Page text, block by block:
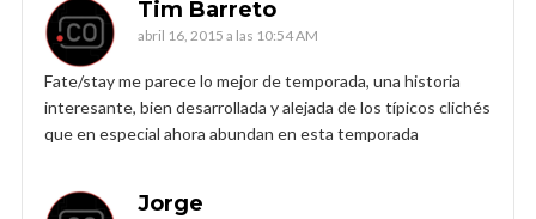
Tim Barreto
abril 16, 2015 a las 10:54 AM
Fate/stay me parece lo mejor de temporada, una historia
interesante, bien desarrollada y alejada de los típicos clichés
que en especial ahora abundan en esta temporada
Jorge